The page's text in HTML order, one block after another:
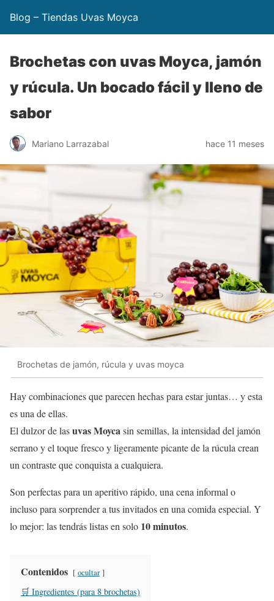
Blog – Tiendas Uvas Moyca
Brochetas con uvas Moyca, jamón
y rúcula. Un bocado fácil y lleno de
sabor
Mariano Larrazabal hace 11 meses
Brochetas de jamón, rúcula y uvas moyca
Hay combinaciones que parecen hechas para estar juntas… y esta
es una de ellas.
El dulzor de lasuvas Moyca sin semillas, la intensidad del jamón
serrano y el toque fresco y ligeramente picante de la rúcula crean
un contraste que conquista a cualquiera.
Son perfectas para un aperitivo rápido, una cena informal o
incluso para sorprender a tus invitados en una comida especial. Y
lo mejor: las tendrás listas en solo 10 minutos.
Contenidos ocultar
🛒 Ingredientes (para 8 brochetas)